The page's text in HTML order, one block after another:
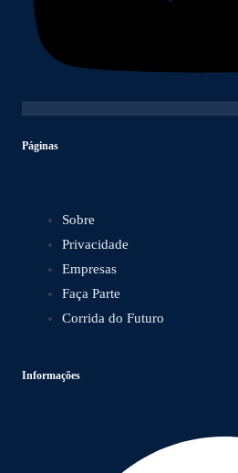
Páginas
Sobre
Privacidade
Empresas
Faça Parte
Corrida do Futuro
Informações